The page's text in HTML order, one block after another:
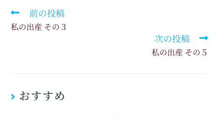
前の投稿
私の出産 その３
次の投稿
私の出産 その５
おすすめ